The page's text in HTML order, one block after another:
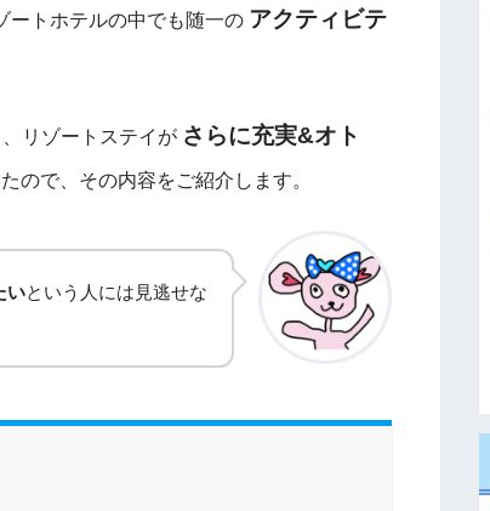
ートホテルの中でも随一の アクティビテ
リゾートステイが さらに充実&オト
ので、その内容をご紹介します。
いという人には見逃せな